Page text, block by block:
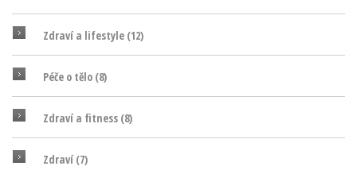
Zdraví a lifestyle (12)
Péče o tělo (8)
Zdraví a fitness (8)
Zdraví (7)